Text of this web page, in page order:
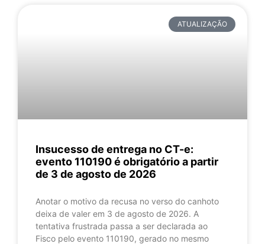
ATUALIZAÇÃO
Insucesso de entrega no CT-e:
evento 110190 é obrigatório a partir
de 3 de agosto de 2026
Anotar o motivo da recusa no verso do canhoto
deixa de valer em 3 de agosto de 2026. A
tentativa frustrada passa a ser declarada ao
Fisco pelo evento 110190, gerado no mesmo